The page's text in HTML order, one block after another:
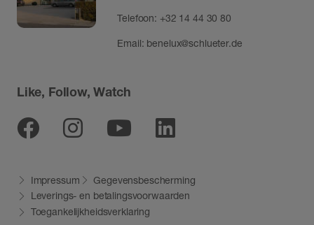
Telefoon: +32 14 44 30 80
Email: benelux@schlueter.de
Like, Follow, Watch
Facebook
Instagram
YoutubeLinkedin
Impressum
Gegevensbescherming
Leverings- en betalingsvoorwaarden
Toegankelijkheidsverklaring